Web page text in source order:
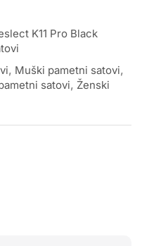
K11 Pro Black
, Muški pametni satovi,
satovi, Ženski